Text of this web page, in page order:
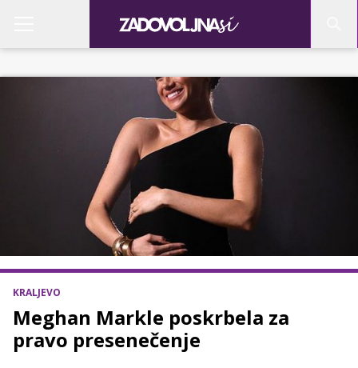
KRALJEVO
Meghan Markle poskrbela za
pravo presenečenje